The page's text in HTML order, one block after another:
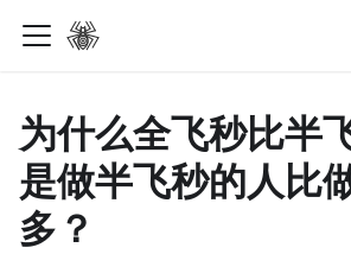
为什么全飞秒比半
是做半飞秒的人比
多？